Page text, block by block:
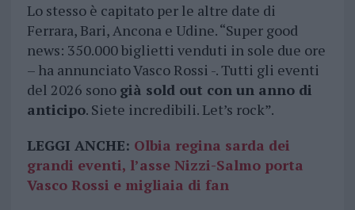
Lo stesso è capitato per le altre date di
Ferrara, Bari, Ancona e Udine. “Super good
news: 350.000 biglietti venduti in sole due ore
– ha annunciato Vasco Rossi -. Tutti gli eventi
del 2026 sono già sold out con un anno di
anticipo. Siete incredibili. Let’s rock”.
LEGGI ANCHE: Olbia regina sarda dei
grandi eventi, l’asse Nizzi-Salmo porta
Vasco Rossi e migliaia di fan